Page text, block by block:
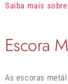
Saiba mais
Escora
As escoras